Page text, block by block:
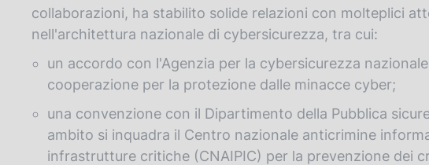
collaborazioni, ha stabilito solide relazioni con molteplici
nell'architettura nazionale di cybersicurezza, tra cui:
un accordo con l'Agenzia per la cybersicurezza
cooperazione per la protezione dalle minacce cyber;
una convenzione con il Dipartimento della Pubblica
ambito si inquadra il Centro nazionale anticrimine
infrastrutture critiche (CNAIPIC) per la prevenzione dei